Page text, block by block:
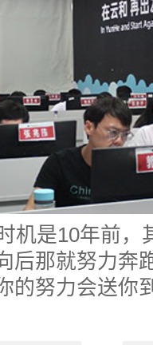
机是10年前，
后那就努力奔
的努力会送你